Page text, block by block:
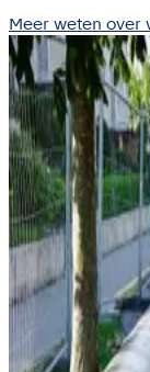
Meer weten over